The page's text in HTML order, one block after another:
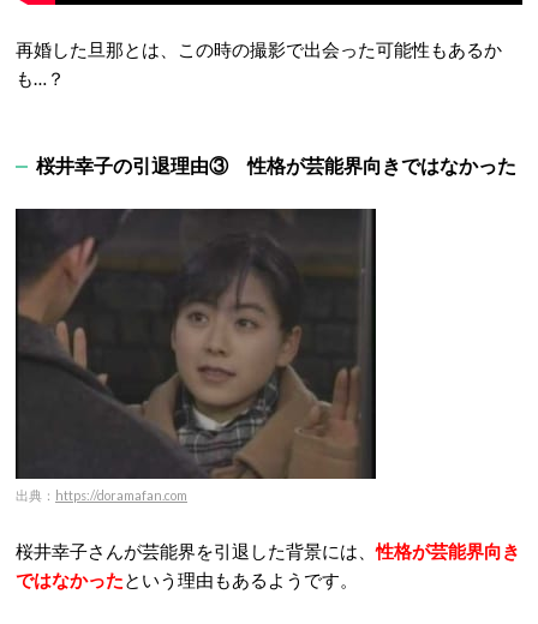
再婚した旦那とは、この時の撮影で出会った可能性もあるか
も…？
桜井幸子の引退理由③ 性格が芸能界向きではなかった
出典： https://doramafan.com
桜井幸子さんが芸能界を引退した背景には、性格が芸能界向き
ではなかったという理由もあるようです。